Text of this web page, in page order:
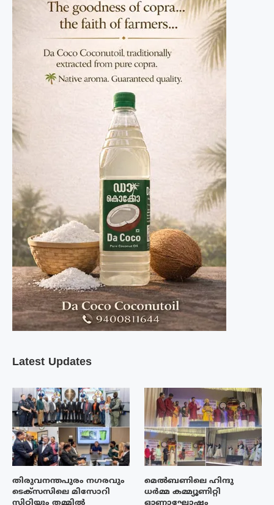
Latest Updates
തിരുവനന്തപുരം നഗരവും
ടെക്‌സസിലെ മിസോറി
മെൽബണിലെ ഹിന്ദു
ധർമ്മ കമ്മ്യൂണിറ്റി